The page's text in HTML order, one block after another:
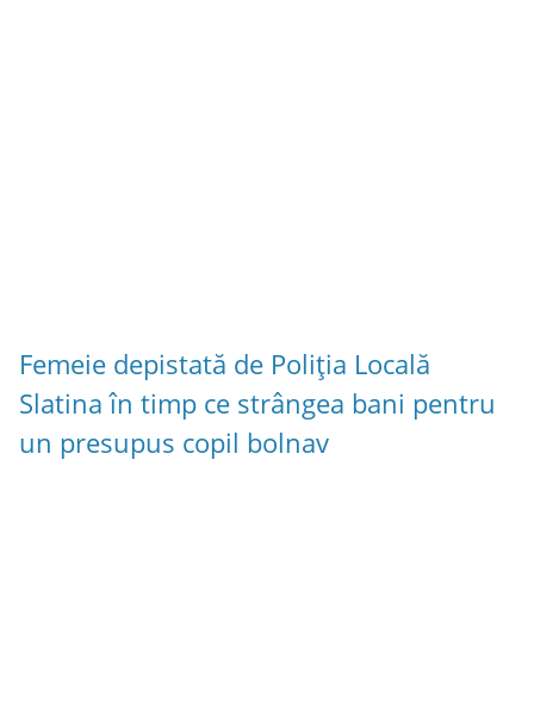
Femeie depistată de Poliția Locală
Slatina în timp ce strângea bani pentru
un presupus copil bolnav